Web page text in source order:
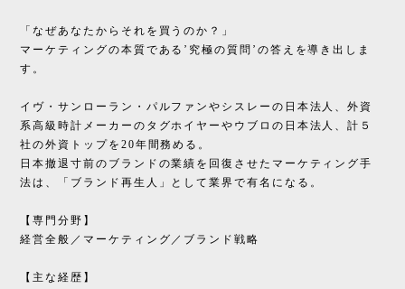
「なぜあなたからそれを買うのか？」
マーケティングの本質である’究極の質問’の答えを導き出しま
す。
イヴ・サンローラン・パルファンやシスレーの日本法人、外資
系高級時計メーカーのタグホイヤーやウブロの日本法人、計５
社の外資トップを20年間務める。
日本撤退寸前のブランドの業績を回復させたマーケティング手
法は、「ブランド再生人」として業界で有名になる。
【専門分野】
経営全般／マーケティング／ブランド戦略
【主な経歴】